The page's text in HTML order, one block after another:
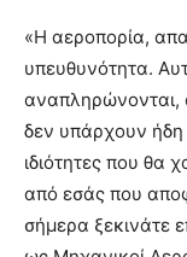
«Η αεροπορία,
υπευθυνότητα.
αναπληρώνονται,
δεν υπάρχουν ήδη
ιδιότητες που θα
από εσάς που
σήμερα ξεκινάτε